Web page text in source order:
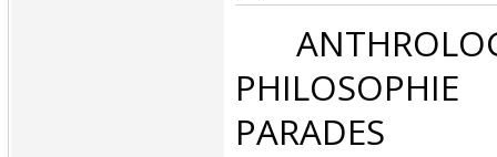
PHILOSOPHIE
PARADES‎